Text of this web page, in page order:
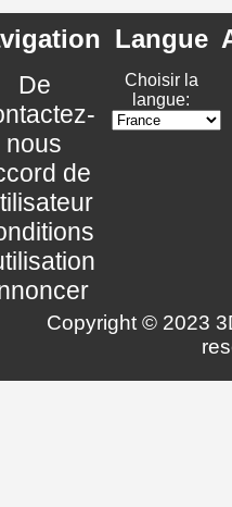
De
nous
de
Langue
Choisir la
langue:
Copyright © 2023